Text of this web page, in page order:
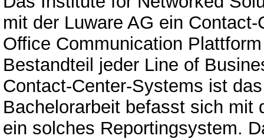
mit der Luware AG ein
Office Communication
Bestandteil jeder Line of
Contact-Center-Systems ist
Bachelorarbeit befasst sich mit
ein solches Reportingsystem.